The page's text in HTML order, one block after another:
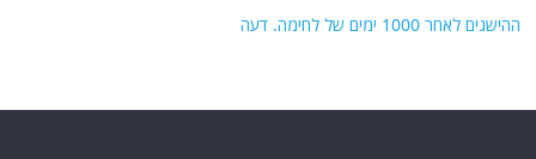
ההישגים לאחר 1000 ימים של לחימה. דעה